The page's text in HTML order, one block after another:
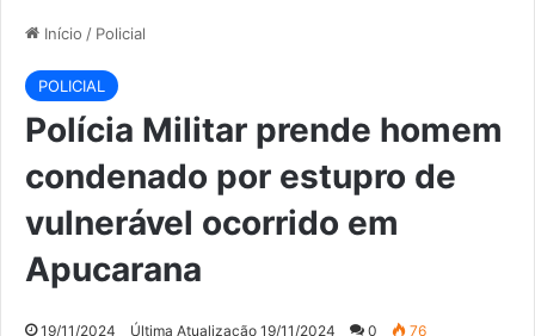
Início / Policial
POLICIAL
Polícia Militar prende homem
condenado por estupro de
vulnerável ocorrido em
Apucarana
19/11/2024 Última Atualização 19/11/2024 0 76